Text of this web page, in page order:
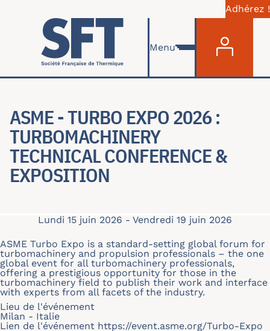
Aller au contenu principal
Adhérez !
Menu
ASME - TURBO EXPO 2026 :
TURBOMACHINERY
TECHNICAL CONFERENCE &
EXPOSITION
Lundi 15 juin 2026 - Vendredi 19 juin 2026
ASME Turbo Expo is a standard-setting global forum for
turbomachinery and propulsion professionals – the one
global event for all turbomachinery professionals,
offering a prestigious opportunity for those in the
turbomachinery field to publish their work and interface
with experts from all facets of the industry.
Lieu de l'événement
Milan - Italie
Lien de l'événement https://event.asme.org/Turbo-Expo